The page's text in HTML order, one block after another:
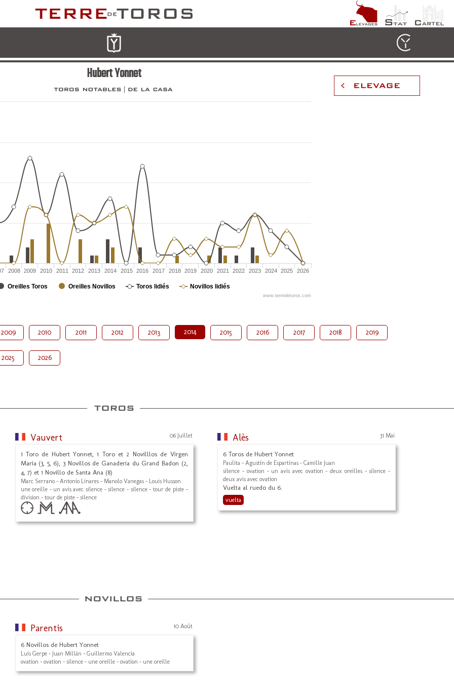
Hubert Yonnet
Oreilles Toros Oreilles Novillos Toros lidiés Novillos lidiés
2008 2009 2010 2011 2012 2013 2014 2015 2016 2017 2018 2019 2020 2021 2022 2023 2024 2025 2026
www.terredetoros.com
2009 2010 2011 2012 2013 2014 2015 2016 2017 2018 2019
2025 2026
Vauvert 06 Juillet
1 Toro de Hubert Yonnet, 1 Toro et 2 Novilllos de Virgen
Maria (3, 5, 6), 3 Novillos de Ganaderia du Grand Badon (2,
4, 7) et 1 Novillo de Santa Ana (8)
Marc Serrano - Antonio Linares - Manolo Vanegas - Louis Husson
une oreille - un avis avec silence - silence - silence - tour de piste -
division - tour de piste - silence
Alès 31 Mai
6 Toros de Hubert Yonnet
Paulita - Agustín de Espartinas - Camille Juan
silence - ovation - un avis avec ovation - deux oreilles - silence -
deux avis avec ovation
Vuelta al ruedo du 6.
vuelta
Parentis 10 Août
6 Novillos de Hubert Yonnet
Luis Gerpe - Juan Millán - Guillermo Valencia
ovation - ovation - silence - une oreille - ovation - une oreille